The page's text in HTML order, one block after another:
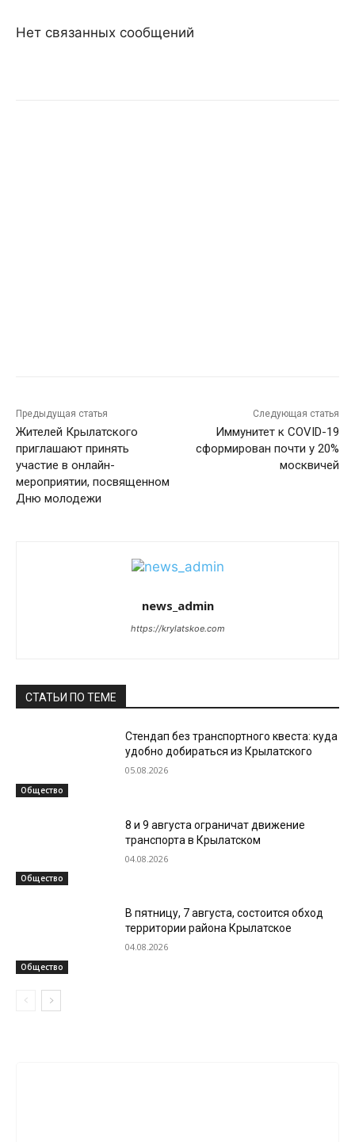
Нет связанных сообщений
Предыдущая статья
Жителей Крылатского
приглашают принять
участие в онлайн-
мероприятии, посвященном
Дню молодежи
Следующая статья
Иммунитет к COVID-19
сформирован почти у 20%
москвичей
news_admin
https://krylatskoe.com
СТАТЬИ ПО ТЕМЕ
Общество
Стендап без транспортного квеста: куда
удобно добираться из Крылатского
05.08.2026
Общество
8 и 9 августа ограничат движение
транспорта в Крылатском
04.08.2026
Общество
В пятницу, 7 августа, состоится обход
территории района Крылатское
04.08.2026